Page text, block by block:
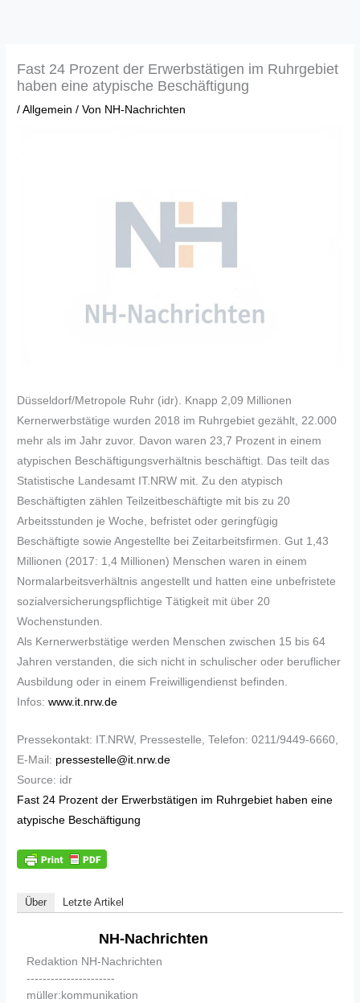
Fast 24 Prozent der Erwerbstätigen im Ruhrgebiet
haben eine atypische Beschäftigung
/Allgemein / Von NH-Nachrichten
Düsseldorf/Metropole Ruhr (idr). Knapp 2,09 Millionen
Kernerwerbstätige wurden 2018 im Ruhrgebiet gezählt, 22.000
mehr als im Jahr zuvor. Davon waren 23,7 Prozent in einem
atypischen Beschäftigungsverhältnis beschäftigt. Das teilt das
Statistische Landesamt IT.NRW mit. Zu den atypisch
Beschäftigten zählen Teilzeitbeschäftigte mit bis zu 20
Arbeitsstunden je Woche, befristet oder geringfügig
Beschäftigte sowie Angestellte bei Zeitarbeitsfirmen. Gut 1,43
Millionen (2017: 1,4 Millionen) Menschen waren in einem
Normalarbeitsverhältnis angestellt und hatten eine unbefristete
sozialversicherungspflichtige Tätigkeit mit über 20
Wochenstunden.
Als Kernerwerbstätige werden Menschen zwischen 15 bis 64
Jahren verstanden, die sich nicht in schulischer oder beruflicher
Ausbildung oder in einem Freiwilligendienst befinden.
Infos:www.it.nrw.de
Pressekontakt: IT.NRW, Pressestelle, Telefon: 0211/9449-6660,
E-Mail: pressestelle@it.nrw.de
Source: idr
Fast 24 Prozent der Erwerbstätigen im Ruhrgebiet haben eine
atypische Beschäftigung
Über Letzte Artikel
NH-Nachrichten
Redaktion NH-Nachrichten
----------------------
müller:kommunikation